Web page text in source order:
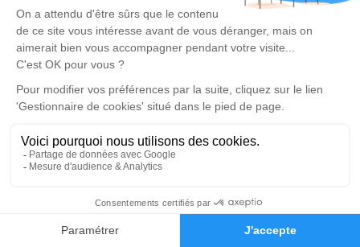
Publié le dimanche 08 février 2026
Guy BARRIAL
89 ans
Muret (31)
Voir
Publié le vendredi 06 février 2026
Patrice, Jean, Camille SOUQUE
Alerte décès 31